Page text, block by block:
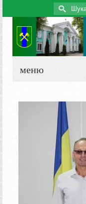
Search
for:
меню